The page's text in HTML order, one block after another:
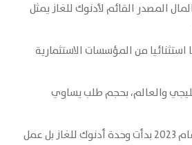
المصدر القائم لأدنوك للغاز يمثل
من المؤسسات الاستثمارية
والعالم، بحجم طلب يساوي
عمل